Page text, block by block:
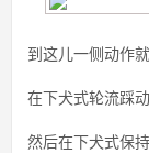
到这儿一侧动作
在下犬式轮流踩
然后在下犬式保